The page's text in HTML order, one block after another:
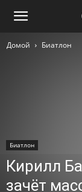
Домой Биатлон
Биатлон
Кирилл
зачёт